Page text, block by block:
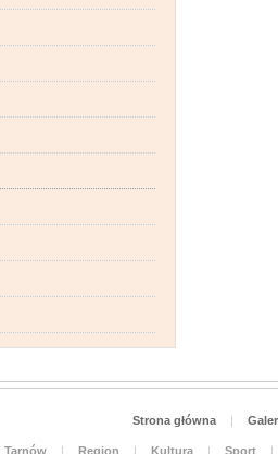
Strona główna |
Tarnów | Region | Kultura | Sport
|